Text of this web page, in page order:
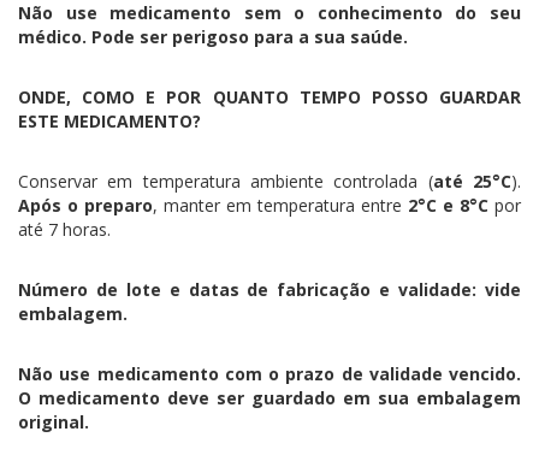
Não use medicamento sem o conhecimento do seu
médico. Pode ser perigoso para a sua saúde.
ONDE, COMO E POR QUANTO TEMPO POSSO GUARDAR
ESTE MEDICAMENTO?
Conservar em temperatura ambiente controlada (até 25°C).
Após o preparo, manter em temperatura entre 2°C e 8°C por
até 7 horas.
Número de lote e datas de fabricação e validade: vide
embalagem.
Não use medicamento com o prazo de validade vencido.
O medicamento deve ser guardado em sua embalagem
original.